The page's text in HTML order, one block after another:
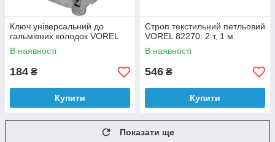
Ключ універсальний до
гальмівних колодок VOREL
В наявності
184 ₴
Купити
Строп текстильний петльовий
VOREL 82270: 2 т, 1 м.
В наявності
546 ₴
Купити
Показати ще